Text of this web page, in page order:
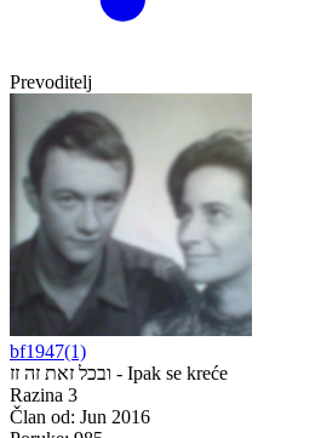
Prevoditelj
bf1947(1)
ובכל זאת זה זז - Ipak se kreće
Razina 3
Član od: Jun 2016